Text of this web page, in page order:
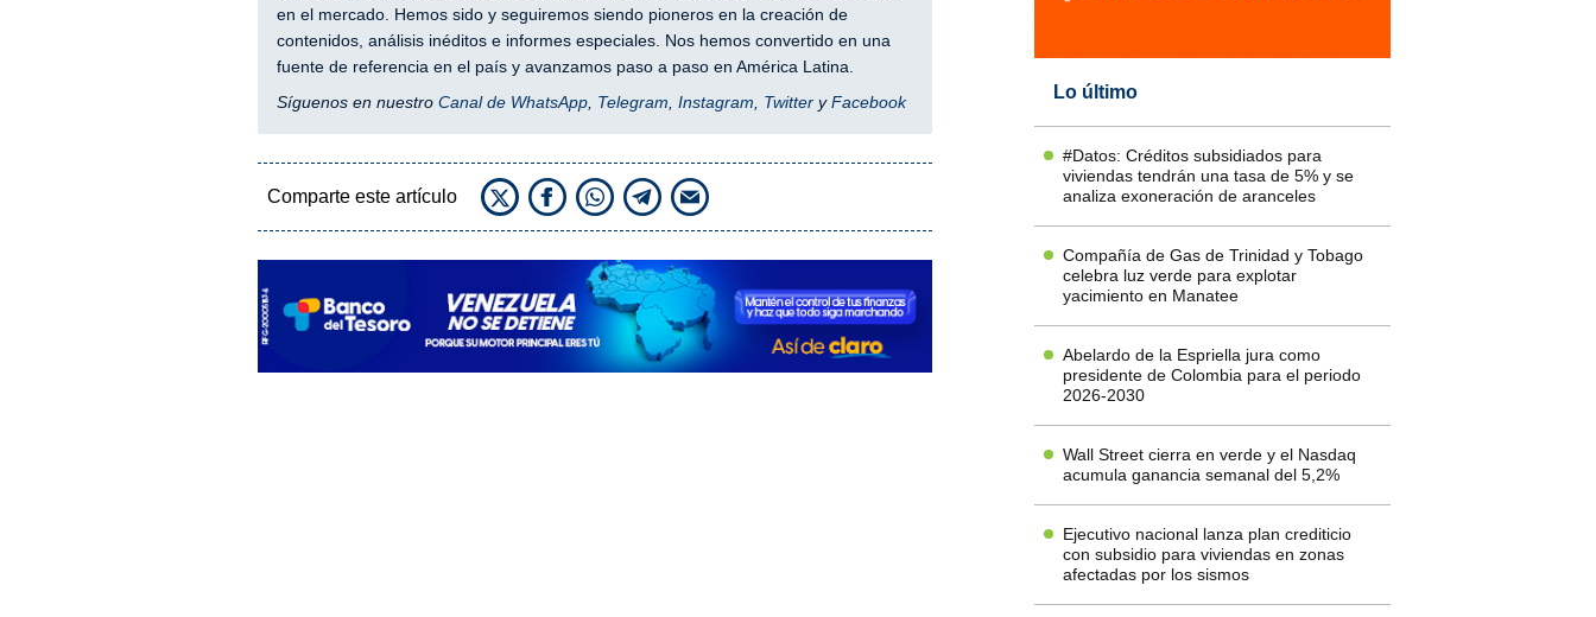
en el mercado. Hemos sido y seguiremos siendo pioneros en la creación de
contenidos, análisis inéditos e informes especiales. Nos hemos convertido en una
fuente de referencia en el país y avanzamos paso a paso en América Latina.
Síguenos en nuestro Canal de WhatsApp, Telegram, Instagram, TwitteryFacebook
Comparte este artículo
Lo último
#Datos: Créditos subsidiados para
viviendas tendrán una tasa de 5% y se
analiza exoneración de aranceles
Compañía de Gas de Trinidad y Tobago
celebra luz verde para explotar
yacimiento en Manatee
Abelardo de la Espriella jura como
presidente de Colombia para el periodo
2026-2030
Wall Street cierra en verde y el Nasdaq
acumula ganancia semanal del 5,2%
Ejecutivo nacional lanza plan crediticio
con subsidio para viviendas en zonas
afectadas por los sismos